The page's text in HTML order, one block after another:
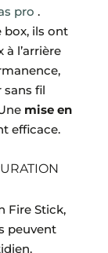
pro .
box, ils ont
l’arrière
fil
mise en
efficace.
Fire Stick,
peuvent